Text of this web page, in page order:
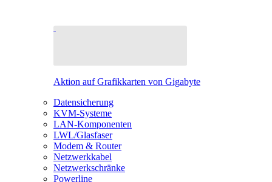
Aktion auf Grafikkarten von Gigabyte
Datensicherung
KVM-Systeme
LAN-Komponenten
LWL/Glasfaser
Modem & Router
Netzwerkkabel
Netzwerkschränke
Powerline